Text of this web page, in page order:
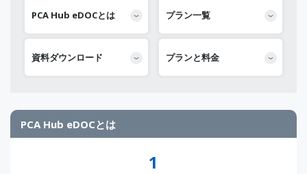
PCA Hub eDOCとは プラン一覧
資料ダウンロード プランと料金
PCA Hub eDOCとは
1